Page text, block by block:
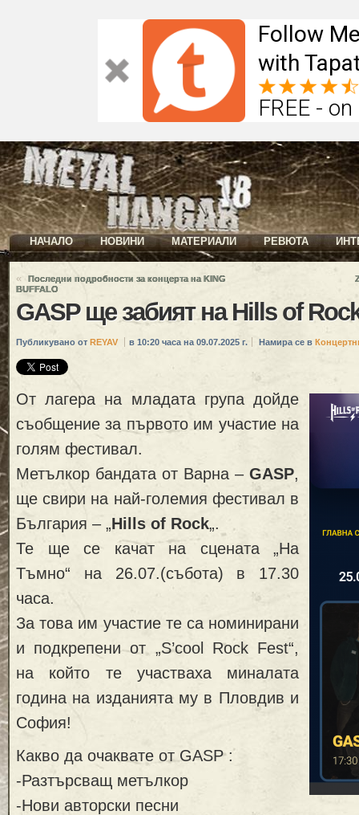
Follow
with
FREE -
НАЧАЛО НОВИНИ МАТЕРИАЛИ РЕВЮТА
«
Последни подробности за концерта на KING
BUFFALO
GASP ще забият на Hills of
Публикувано от REYAV в 10:20 часа на 09.07.2025 г. Намира се в
От лагера на младата група дойде
съобщение за първото им участие на
голям фестивал.
Метълкор бандата от Варна – GASP,
ще свири на най-големия фестивал в
България – „Hills of Rock„.
Те ще се качат на сцената „На
Тъмно“ на 26.07.(събота) в 17.30
часа.
За това им участие те са номинирани
и подкрепени от „S’cool Rock Fest“,
на който те участваха миналата
година на изданията му в Пловдив и
София!
Какво да очаквате от GASP :
-Разтърсващ метълкор
-Нови авторски песни